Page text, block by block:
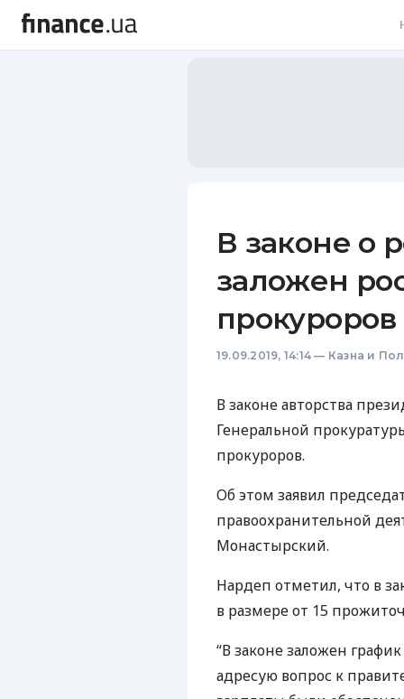
В законе о
заложен
прокуроров
19.09.2019, 14:14 — Казна и
В законе авторства
Генеральной
прокуроров.
Об этом заявил
правоохранительной
Монастырский.
Нардеп отметил, что в
в размере от 15
“В законе заложен
адресую вопрос к